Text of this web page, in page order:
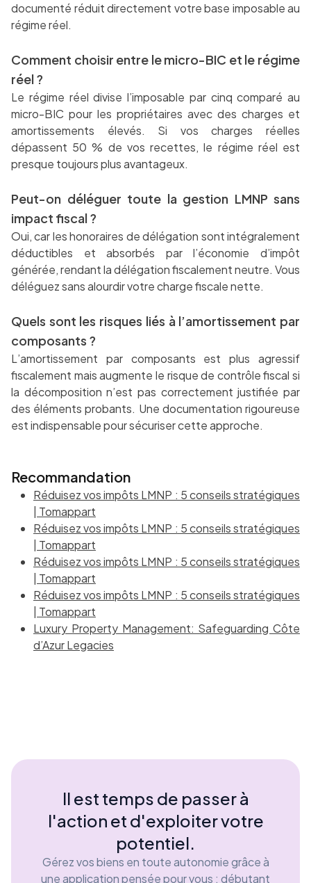
documenté réduit directement votre base imposable au
régime réel.
Comment choisir entre le micro-BIC et le régime
réel ?
Le régime réel divise l’imposable par cinq comparé au
micro-BIC pour les propriétaires avec des charges et
amortissements élevés. Si vos charges réelles
dépassent 50 % de vos recettes, le régime réel est
presque toujours plus avantageux.
Peut-on déléguer toute la gestion LMNP sans
impact fiscal ?
Oui, car les honoraires de délégation sont intégralement
déductibles et absorbés par l’économie d’impôt
générée, rendant la délégation fiscalement neutre. Vous
déléguez sans alourdir votre charge fiscale nette.
Quels sont les risques liés à l’amortissement par
composants ?
L’amortissement par composants est plus agressif
fiscalement mais augmente le risque de contrôle fiscal si
la décomposition n’est pas correctement justifiée par
des éléments probants. Une documentation rigoureuse
est indispensable pour sécuriser cette approche.
Recommandation
Réduisez vos impôts LMNP : 5 conseils stratégiques
| Tomappart
Réduisez vos impôts LMNP : 5 conseils stratégiques
| Tomappart
Réduisez vos impôts LMNP : 5 conseils stratégiques
| Tomappart
Réduisez vos impôts LMNP : 5 conseils stratégiques
| Tomappart
Luxury Property Management: Safeguarding Côte
d’Azur Legacies
Il est temps de passer à
l'action et d'exploiter votre
potentiel.
Gérez vos biens en toute autonomie grâce à
une application pensée pour vous : débutant